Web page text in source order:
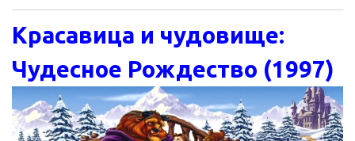
Красавица и чудовище:
Чудесное Рождество (1997)